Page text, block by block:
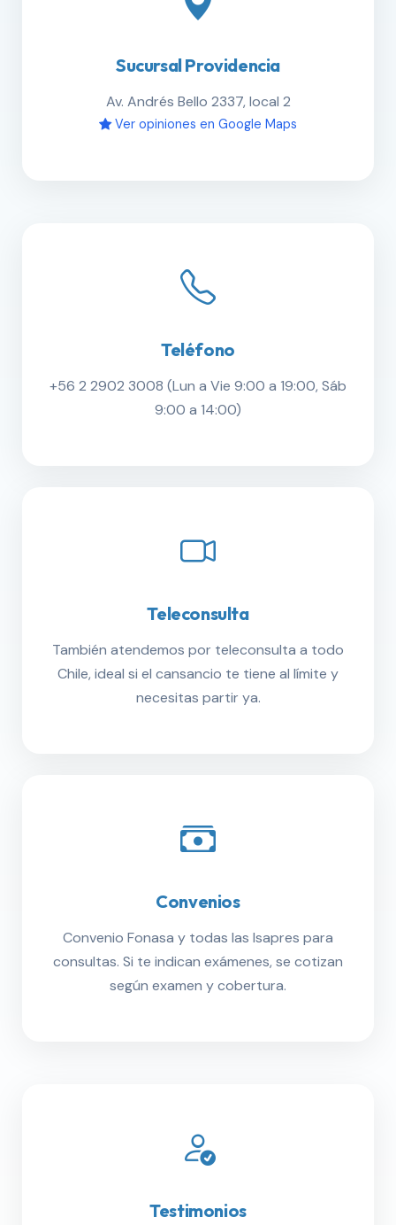
Sucursal Providencia
Av. Andrés Bello 2337, local 2
Ver opiniones en Google Maps
Teléfono
+56 2 2902 3008 (Lun a Vie 9:00 a 19:00, Sáb
9:00 a 14:00)
Teleconsulta
También atendemos por teleconsulta a todo
Chile, ideal si el cansancio te tiene al límite y
necesitas partir ya.
Convenios
Convenio Fonasa y todas las Isapres para
consultas. Si te indican exámenes, se cotizan
según examen y cobertura.
Testimonios